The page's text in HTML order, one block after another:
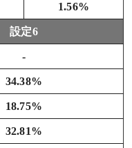
1.56%
設定6
-
34.38%
18.75%
32.81%